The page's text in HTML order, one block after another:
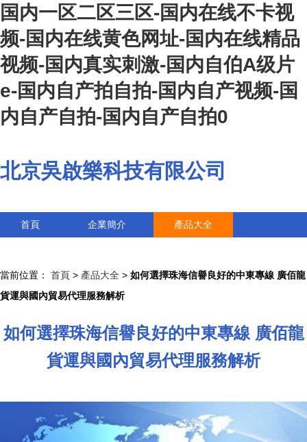
国内一区二区三区-国内在线不卡视
频-国内在线黄色网址-国内在线精品
视频-国内真实刺激-国内自伯A级片
e-国内自产拍自拍-国内自产视频-国
内自产自拍-国内自产自拍0
北京吳啟樂科技有限公司
首頁 企業簡介 產品大全
當前位置： 首頁 > 產品大全 > 如何選擇珠海信譽良好的中東專線 廣佰龍
貨運與國內貿易代理服務解析
如何選擇珠海信譽良好的中東專線 廣佰龍
貨運與國內貿易代理服務解析